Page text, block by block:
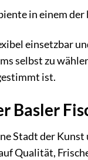
in einem der
einsetzbar
selbst zu
ist.
Basler
Stadt der
Qualität,